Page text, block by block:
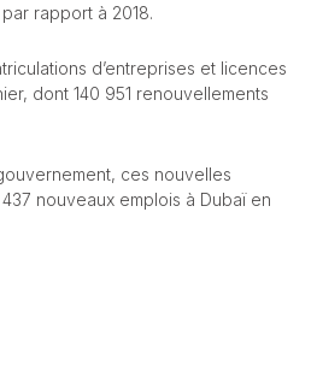
rapport à 2018.
d’entreprises et licences
dont 140 951 renouvellements
ces nouvelles
nouveaux emplois à Dubaï en